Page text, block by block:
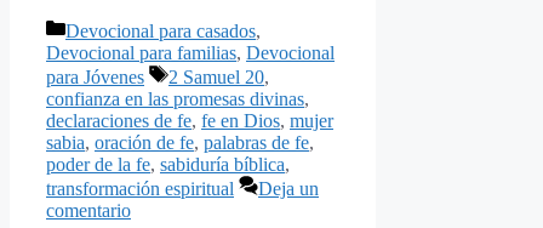
Categorías
Devocional para casados,
Devocional para familias, Devocional
para Jóvenes
Etiquetas
2 Samuel 20,
confianza en las promesas divinas,
declaraciones de fe, fe en Dios, mujer
sabia, oración de fe, palabras de fe,
poder de la fe, sabiduría bíblica,
transformación espiritual
Deja un
comentario